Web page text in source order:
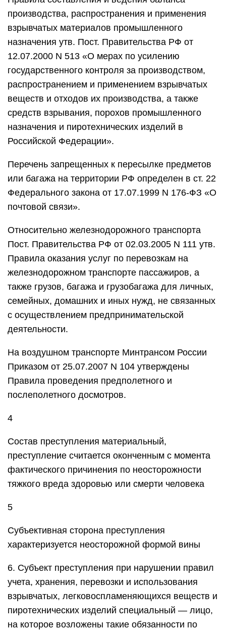
производства, распространения и применения
взрывчатых материалов промышленного
назначения утв. Пост. Правительства РФ от
12.07.2000 N 513 «О мерах по усилению
государственного контроля за производством,
распространением и применением взрывчатых
веществ и отходов их производства, а также
средств взрывания, порохов промышленного
назначения и пиротехнических изделий в
Российской Федерации».
Перечень запрещенных к пересылке предметов
или багажа на территории РФ определен в ст. 22
Федерального закона от 17.07.1999 N 176-ФЗ «О
почтовой связи».
Относительно железнодорожного транспорта
Пост. Правительства РФ от 02.03.2005 N 111 утв.
Правила оказания услуг по перевозкам на
железнодорожном транспорте пассажиров, а
также грузов, багажа и грузобагажа для личных,
семейных, домашних и иных нужд, не связанных
с осуществлением предпринимательской
деятельности.
На воздушном транспорте Минтрансом России
Приказом от 25.07.2007 N 104 утверждены
Правила проведения предполетного и
послеполетного досмотров.
4
Состав преступления материальный,
преступление считается оконченным с момента
фактического причинения по неосторожности
тяжкого вреда здоровью или смерти человека
5
Субъективная сторона преступления
характеризуется неосторожной формой вины
6. Субъект преступления при нарушении правил
учета, хранения, перевозки и использования
взрывчатых, легковоспламеняющихся веществ и
пиротехнических изделий специальный — лицо,
на которое возложены такие обязанности по